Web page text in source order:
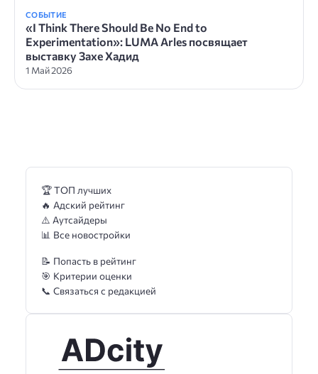
СОБЫТИЕ
«I Think There Should Be No End to
Experimentation»: LUMA Arles посвящает
выставку Захе Хадид
1 Май 2026
🏆 ТОП лучших
🔥 Адский рейтинг
⚠️ Аутсайдеры
📊 Все новостройки
📝 Попасть в рейтинг
🎯 Критерии оценки
📞 Связаться с редакцией